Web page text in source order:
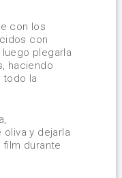
con los
con
plegarla
haciendo
todo la
y dejarla
durante